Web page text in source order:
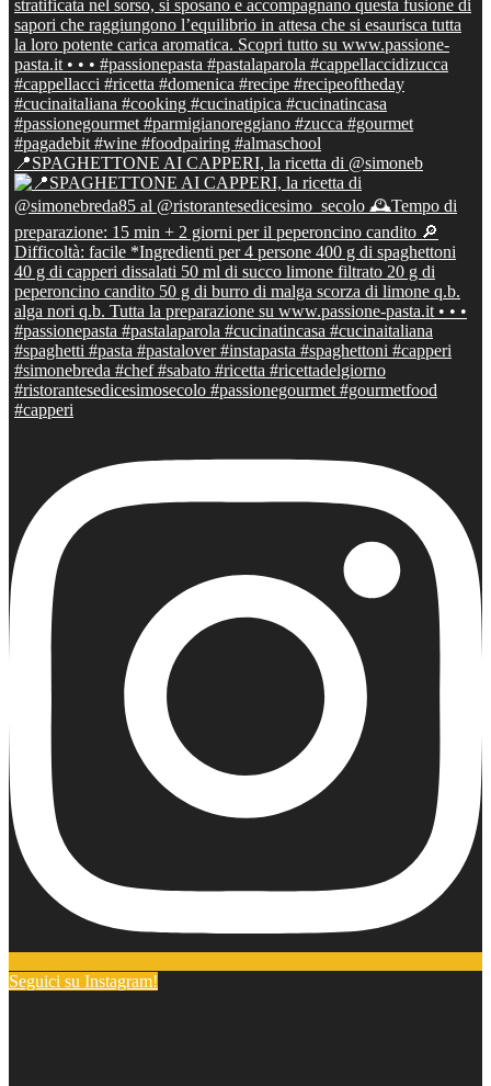
📍SPAGHETTONE AI CAPPERI, la ricetta di @simoneb
Seguici su Instagram!